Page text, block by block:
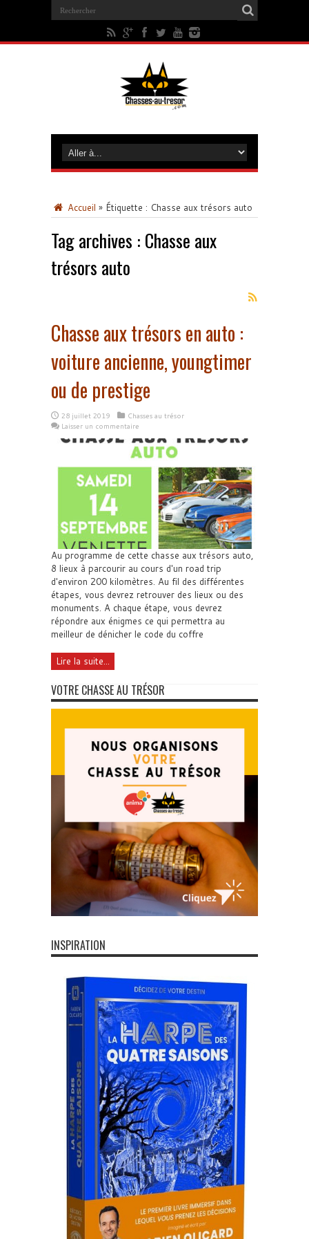
Accueil » Étiquette : Chasse aux trésors auto
Tag archives : Chasse aux
trésors auto
Chasse aux trésors en auto :
voiture ancienne, youngtimer
ou de prestige
28 juillet 2019
Chasses au trésor
Laisser un commentaire
Au programme de cette chasse aux trésors auto,
8 lieux à parcourir au cours d'un road trip
d'environ 200 kilomètres. Au fil des différentes
étapes, vous devrez retrouver des lieux ou des
monuments. A chaque étape, vous devrez
répondre aux énigmes ce qui permettra au
meilleur de dénicher le code du coffre
Lire la suite...
VOTRE CHASSE AU TRÉSOR
INSPIRATION